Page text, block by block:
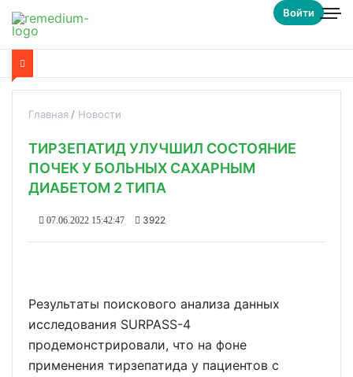
Войти
Главная Новости
ТИРЗЕПАТИД УЛУЧШИЛ СОСТОЯНИЕ
ПОЧЕК У БОЛЬНЫХ САХАРНЫМ
ДИАБЕТОМ 2 ТИПА
07.06.2022 15:42:47 3922
Результаты поискового анализа данных
исследования SURPASS-4
продемонстрировали, что на фоне
применения тирзепатида у пациентов с